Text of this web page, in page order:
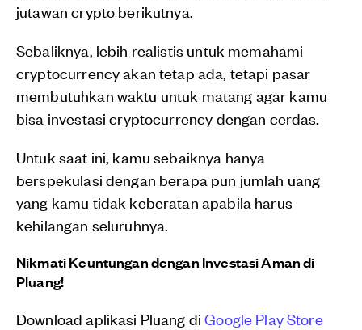
jutawan crypto berikutnya.
Sebaliknya, lebih realistis untuk memahami
cryptocurrency akan tetap ada, tetapi pasar
membutuhkan waktu untuk matang agar kamu
bisa investasi cryptocurrency dengan cerdas.
Untuk saat ini, kamu sebaiknya hanya
berspekulasi dengan berapa pun jumlah uang
yang kamu tidak keberatan apabila harus
kehilangan seluruhnya.
Nikmati Keuntungan dengan Investasi Aman di
Pluang!
Download aplikasi Pluang diGoogle Play Store